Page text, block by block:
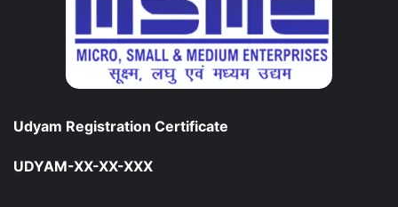
Udyam Registration Certificate
UDYAM-XX-XX-XXX